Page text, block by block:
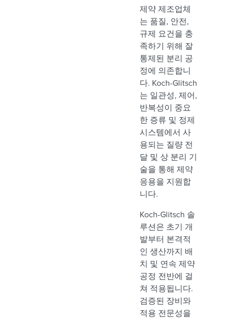
제약 제조업체
는 품질, 안전,
규제 요건을 충
족하기 위해 잘
통제된 분리 공
정에 의존합니
다. Koch-Glitsch
는 일관성, 제어,
반복성이 중요
한 증류 및 정제
시스템에서 사
용되는 질량 전
달 및 상 분리 기
술을 통해 제약
응용을 지원합
니다.
Koch-Glitsch 솔
루션은 초기 개
발부터 본격적
인 생산까지 배
치 및 연속 제약
공정 전반에 걸
쳐 적용됩니다.
검증된 장비와
적용 전문성을